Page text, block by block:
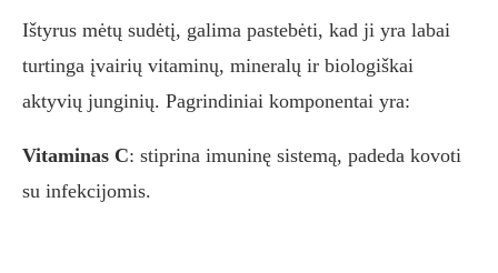
Ištyrus mėtų sudėtį, galima pastebėti, kad ji yra labai
turtinga įvairių vitaminų, mineralų ir biologiškai
aktyvių junginių. Pagrindiniai komponentai yra:
Vitaminas C: stiprina imuninę sistemą, padeda kovoti
su infekcijomis.